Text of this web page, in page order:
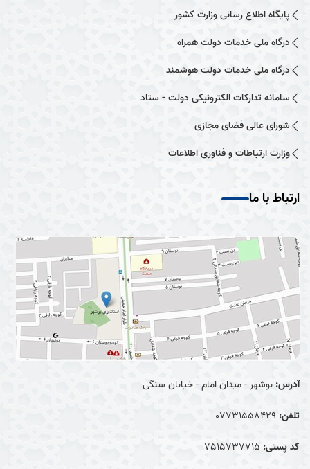
پایگاه اطلاع رسانی وزارت کشور
درگاه ملی خدمات دولت همراه
درگاه ملی خدمات دولت هوشمند
سامانه تدارکات الکترونیکی دولت - ستاد
شورای عالی فضای مجازی
وزارت ارتباطات و فناوری اطلاعات
ارتباط با ما
آدرس: بوشهر - میدان امام - خیابان سنگی
تلفن: 07731558429
کد پستی: 7515737715